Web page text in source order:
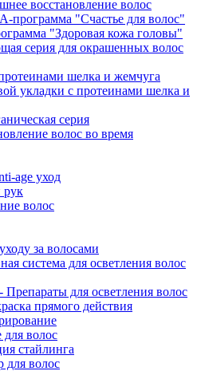
восстановление волос
программа "Счастье для волос"
"Здоровая кожа головы"
серия для окрашенных волос
шелка и жемчуга
укладки с протеинами шелка и
серия
волос во время
age уход
рук
волос
за волосами
система для осветления волос
для осветления волос
прямого действия
волос
стайлинга
для волос